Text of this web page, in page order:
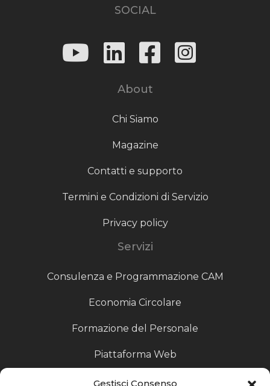
Gestisci Consenso
SOCIAL
About
Chi Siamo
Magazine
Contatti e supporto
Termini e Condizioni di Servizio
Privacy policy
Servizi
Consulenza e Programmazione CAM
Economia Circolare
Formazione del Personale
Piattaforma Web
Scouting fornitori